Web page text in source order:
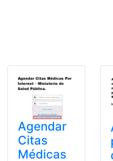
Agendar
Citas
Médicas